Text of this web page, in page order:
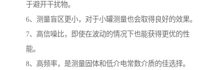
于避开干扰物。
6、测量盲区更小，对于小罐测量也会取得良好的效果。
7、高信噪比，即使在波动的情况下也能获得更优的性
能。
8、高频率，是测量固体和低介电常数介质的佳选择。